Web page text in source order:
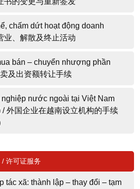
chấm dứt hoạt động doanh
业、解散及终止活动
bán – chuyển nhượng phần
及出资额转让手续
nước ngoài tại Việt Nam
外国企业在越南设立机构的手续
/ 许可证服务
tác xã: thành lập – thay đổi – tạm